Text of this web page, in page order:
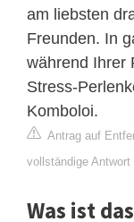
am liebsten
Freunden. In
während Ihrer
Stress-
Komboloi.
Antrag auf
vollständige
Was ist